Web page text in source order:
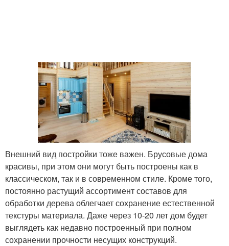
Внешний вид постройки тоже важен. Брусовые дома
красивы, при этом они могут быть построены как в
классическом, так и в современном стиле. Кроме того,
постоянно растущий ассортимент составов для
обработки дерева облегчает сохранение естественной
текстуры материала. Даже через 10-20 лет дом будет
выглядеть как недавно построенный при полном
сохранении прочности несущих конструкций.